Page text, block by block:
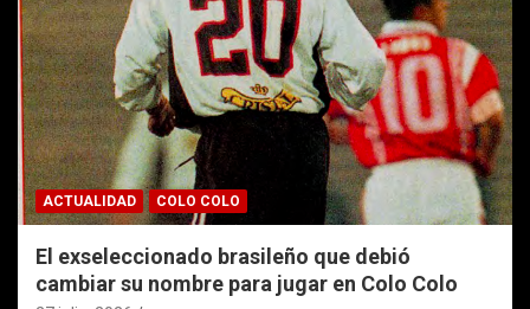
ACTUALIDAD COLO COLO
El exseleccionado brasileño que debió
cambiar su nombre para jugar en Colo Colo